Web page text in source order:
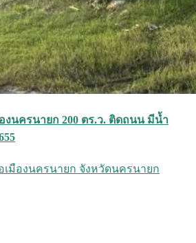
งนครนายก 200 ตร.ว. ติดถนน มีน้ำ
เมืองนครนายก จังหวัดนครนายก